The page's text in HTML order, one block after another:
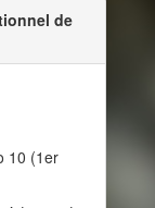
de
10 (1er